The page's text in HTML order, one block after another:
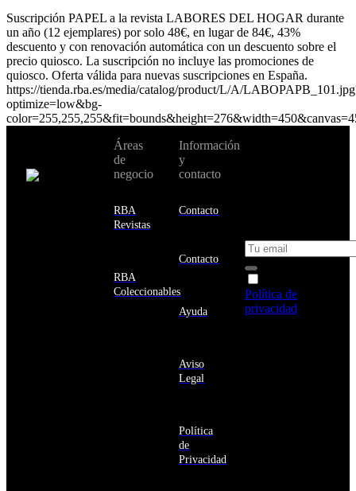
Suscripción PAPEL a la revista LABORES DEL HOGAR durante
un año (12 ejemplares) por solo 48€, en lugar de 84€, 43%
descuento y con renovación automática con un descuento sobre el
precio quiosco. La suscripción no incluye las promociones de
quiosco. Oferta válida para nuevas suscripciones en España.
https://tienda.rba.es/media/catalog/product/L/A/
optimize=low&bg-
Áreas
de
negocio
RBA
Revistas
RBA
Coleccionables
Información
y
contacto
Contacto
Contacto
Ayuda
Aviso
Legal
Política
de
Privacidad
Política de
privacidad